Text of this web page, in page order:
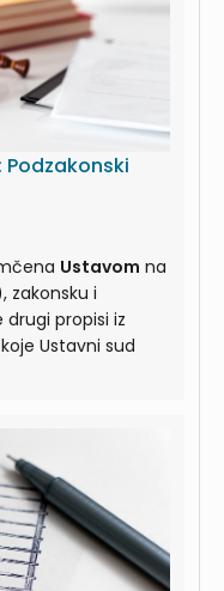
Ustavom na
zakonsku i
Ustavni sud